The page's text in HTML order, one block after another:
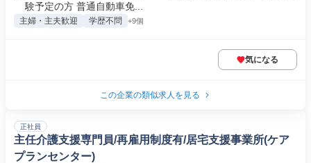
験予定の方 普通自動車免...
主婦・主夫歓迎 学歴不問 +9個
気になる
この企業の類似求人を見る
正社員
主任介護支援専門員/再雇用制度有/居宅支援事業所(ケア
プランセンター)